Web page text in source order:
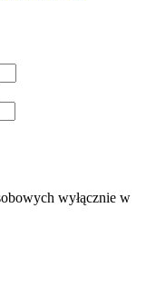
wyłącznie w